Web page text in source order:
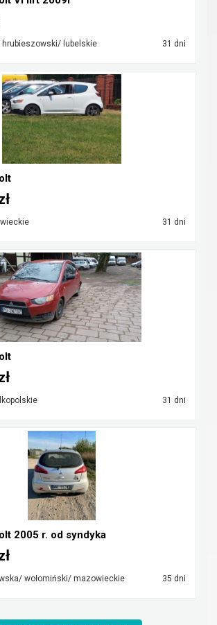
hrubieszowski/ lubelskie 31 dni
31 dni
31 dni
2005 r. od syndyka
wołomiński/ mazowieckie 35 dni